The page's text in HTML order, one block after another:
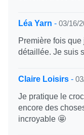
Léa Yarn - 03/16/
Première fois
détaillée. Je suis
Claire Loisirs -
Je pratique le
encore des
incroyable 🤩